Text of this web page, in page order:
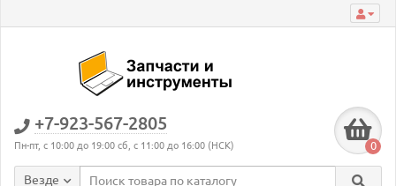
+7-923-567-2805
Пн-пт, с 10:00 до 19:00 сб, с 11:00 до 16:00 (НСК) 0
Везде